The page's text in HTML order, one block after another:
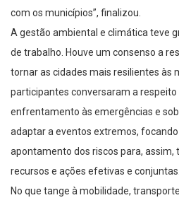
com os municípios”, finalizou.
A gestão ambiental e climática teve
de trabalho. Houve um consenso a
tornar as cidades mais resilientes às
participantes conversaram a respeito
enfrentamento às emergências e
adaptar a eventos extremos,
apontamento dos riscos para,
recursos e ações efetivas e conjuntas.
No que tange à mobilidade,